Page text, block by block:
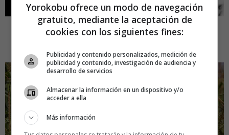
107 Premios Nobel se enfrentan a Greenpeace por los
Yorokobu ofrece un modo de navegación
gratuito, mediante la aceptación de
cookies con los siguientes fines:
Publicidad y contenido personalizados, medición de
publicidad y contenido, investigación de audiencia y
desarrollo de servicios
Almacenar la información en un dispositivo y/o
acceder a ella
Más información